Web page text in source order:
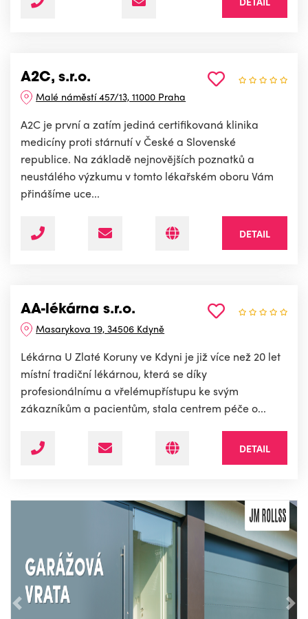
A2C, s.r.o.
Malé náměstí 457/13, 11000 Praha
A2C je první a zatím jediná certifikovaná klinika
medicíny proti stárnutí v České a Slovenské
republice. Na základě nejnovějších poznatků a
neustálého výzkumu v tomto lékařském oboru Vám
přinášíme uce...
DETAIL
AA-lékárna s.r.o.
Masarykova 19, 34506 Kdyně
Lékárna U Zlaté Koruny ve Kdyni je již více než 20 let
místní tradiční lékárnou, která se díky
profesionálnímu a vřelémupřístupu ke svým
zákazníkům a pacientům, stala centrem péče o...
DETAIL
Předchozí